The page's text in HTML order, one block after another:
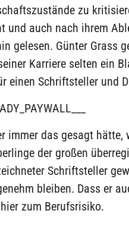
zu
und auch nach ihrem
gelesen. Günter Grass
Karriere selten ein
einen Schriftsteller und
immer das gesagt
der großen
Schriftsteller
bleiben. Dass er
zum Berufsrisiko.